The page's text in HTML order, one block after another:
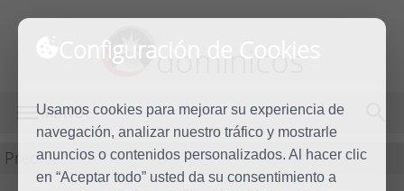
Configuración de Cookies
Usamos cookies para mejorar su experiencia de
navegación, analizar nuestro tráfico y mostrarle
anuncios o contenidos personalizados. Al hacer clic
en “Aceptar todo” usted da su consentimiento a
dominicos
MENÚ
Predicación